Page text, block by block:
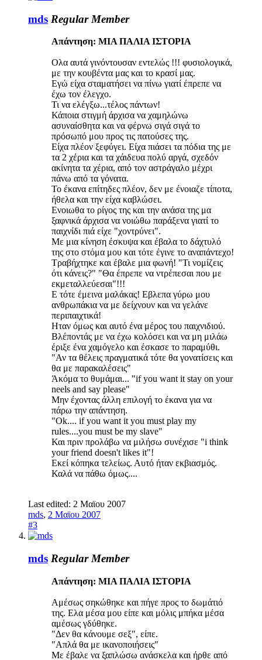
mds Regular Member
Απάντηση: ΜΙΑ ΠΑΛΙΑ ΙΣΤΟΡΙΑ
Ολα αυτά γινόντουσαν εντελώς !!! φυσιολογικά,
με την κουβέντα μας και το κρασί μας.
Εγώ είχα σταματήσει να πίνω γιατί έπρεπε να
έχω τον έλεγχο.
Τι να ελέγξω...τέλος πάντων!
Κάποια στιγμή άρχισα να χαμηλώνω
ασυναίσθητα και να φέρνω σιγά σιγά το
πρόσωπό μου προς τις πατούσες της.
Είχα πλέον ξεφύγει. Είχα πιάσει τα πόδια της με
τα 2 χέρια και τα χάιδευα πολύ αργά, σχεδόν
ακίνητα τα χέρια, από τον αστράγαλο μέχρι
πάνω από τα γόνατα.
Το έκανα επίτηδες πλέον, δεν με ένοιαζε τίποτα,
ήθελα και την είχα καβλώσει.
Ενοιωθα το ρίγος της και την ανάσα της μα
ξαφνικά άρχισα να νοιώθω παράξενα γιατί το
παιχνίδι πιά είχε "χοντρύνει".
Με μια κίνηση έσκυψα και έβαλα το δάχτυλό
της στο στόμα μου και τότε έγινε το αναπάντεχο!
Τραβήχτηκε και έβαλε μια φωνή! "Τι νομίζεις
ότι κάνεις?" "Θα έπρεπε να ντρέπεσαι που με
εκμεταλλεύεσαι"!!!
Ε τότε έμεινα μαλάκας! Εβλεπα γύρω μου
ανθρωπάκια να με δείχνουν και να γελάνε
περιπαιχτικά!
Ηταν όμως και αυτό ένα μέρος του παιχνιδιού.
Βλέποντάς με να έχω κολόσει και να μη μιλάω
έριξε ένα χαμόγελο και έσκασε το παραμύθι.
"Αν τα θέλεις πραγματικά τότε θα γονατίσεις και
θα με παρακαλέσεις"
Άκόμα το θυμάμαι... "if you want it stay on your
neels and say please"
Μην έχοντας άλλη επιλογή το έκανα για να
πάρω την απάντηση.
"Ok.... if you want it you must play my
rules....you must be my slave"
Και πριν προλάβω να μιλήσω συνέχισε "i think
your friend doesn't likes it"!
Εκεί κόπηκα τελείως. Αυτό ήταν εκβιασμός.
Καλά να πάθω όμως....
Last edited: 2 Μαϊου 2007
mds, 2 Μαϊου 2007
#3
mds Regular Member
Απάντηση: ΜΙΑ ΠΑΛΙΑ ΙΣΤΟΡΙΑ
Αμέσως σηκώθηκε και πήγε προς το δωμάτιό
της. Ελα μέσα μου είπε και μόλις μπήκα μέσα
αμέσως γδύθηκε.
"Δεν θα κάνουμε σεξ", είπε.
"Απλά θα με ικανοποιήσεις"
Με έβαλε να ξαπλώσω ανάσκελα και ήρθε από